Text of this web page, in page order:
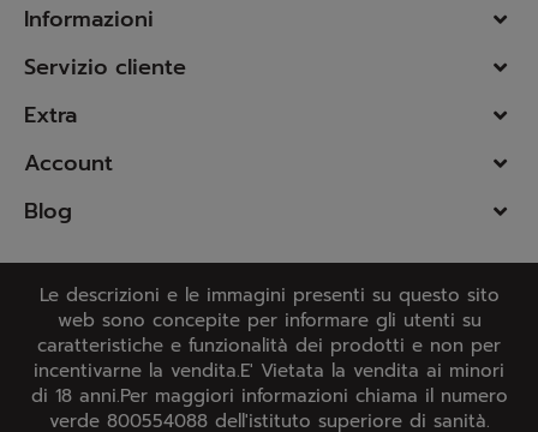
Informazioni
Servizio cliente
Extra
Account
Blog
Le descrizioni e le immagini presenti su questo sito
web sono concepite per informare gli utenti su
caratteristiche e funzionalità dei prodotti e non per
incentivarne la vendita.E' Vietata la vendita ai minori
di 18 anni.Per maggiori informazioni chiama il numero
verde 800554088 dell'istituto superiore di sanità.